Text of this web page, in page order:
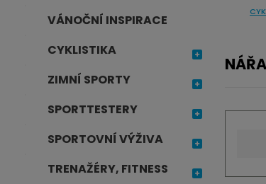
VÁNOČNÍ INSPIRACE
CYKLISTIKA
ZIMNÍ SPORTY
SPORTTESTERY
SPORTOVNÍ VÝŽIVA
TRENAŽÉRY, FITNESS